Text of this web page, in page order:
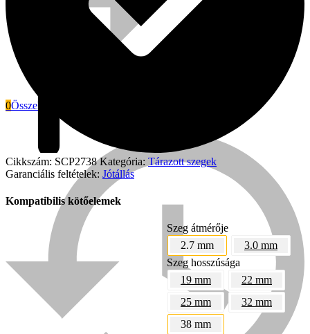
Everwin
0Összehasonlítás
Cikkszám: SCP2738 Kategória: Tárazott szegek
Garanciális feltételek: Jótállás
Kompatibilis kötőelemek
Szeg átmérője
2.7 mm
3.0 mm
Szeg hosszúsága
19 mm
22 mm
25 mm
32 mm
38 mm